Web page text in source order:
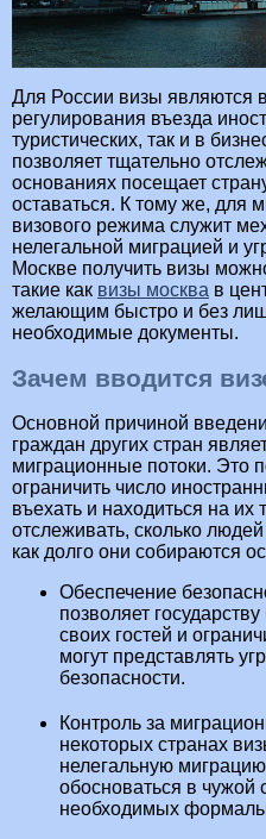
Для России визы являются
регулирования въезда
туристических, так и в
позволяет тщательно
основаниях посещает
оставаться. К тому же, для
визового режима служит
нелегальной миграцией и
Москве получить визы
такие как визы москва в
желающим быстро и без
необходимые документы.
Зачем вводится
Основной причиной
граждан других стран
миграционные потоки. Это
ограничить число
въехать и находиться на их
отслеживать, сколько
как долго они собираются
Обеспечение
позволяет
своих гостей и
могут представлять
безопасности.
Контроль за
некоторых странах
нелегальную
обосноваться в чужой
необходимых